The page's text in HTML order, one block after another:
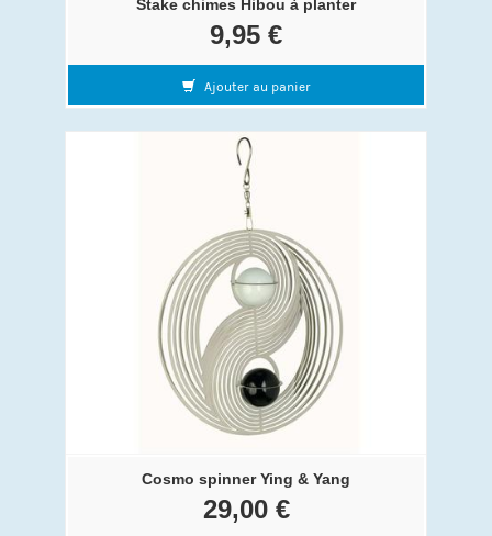
Stake chimes Hibou à planter
9,95 €
Ajouter au panier
Cosmo spinner Ying & Yang
29,00 €